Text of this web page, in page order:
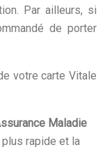
Par ailleurs, si
de porter
votre carte Vitale
Maladie
plus rapide et la